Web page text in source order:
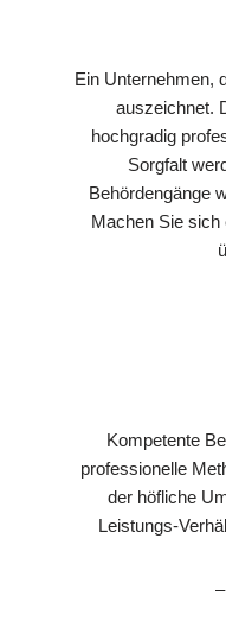
Ein Unternehmen,
auszeichnet.
hochgradig
Sorgfalt
Behördengänge
Machen Sie sich
Kompetente
professionelle
der höfliche
Leistungs-